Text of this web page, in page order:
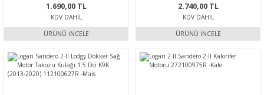
1.690,00 TL
KDV DAHIL
ÜRÜNÜ İNCELE
2.740,00 TL
KDV DAHIL
ÜRÜNÜ İNCELE